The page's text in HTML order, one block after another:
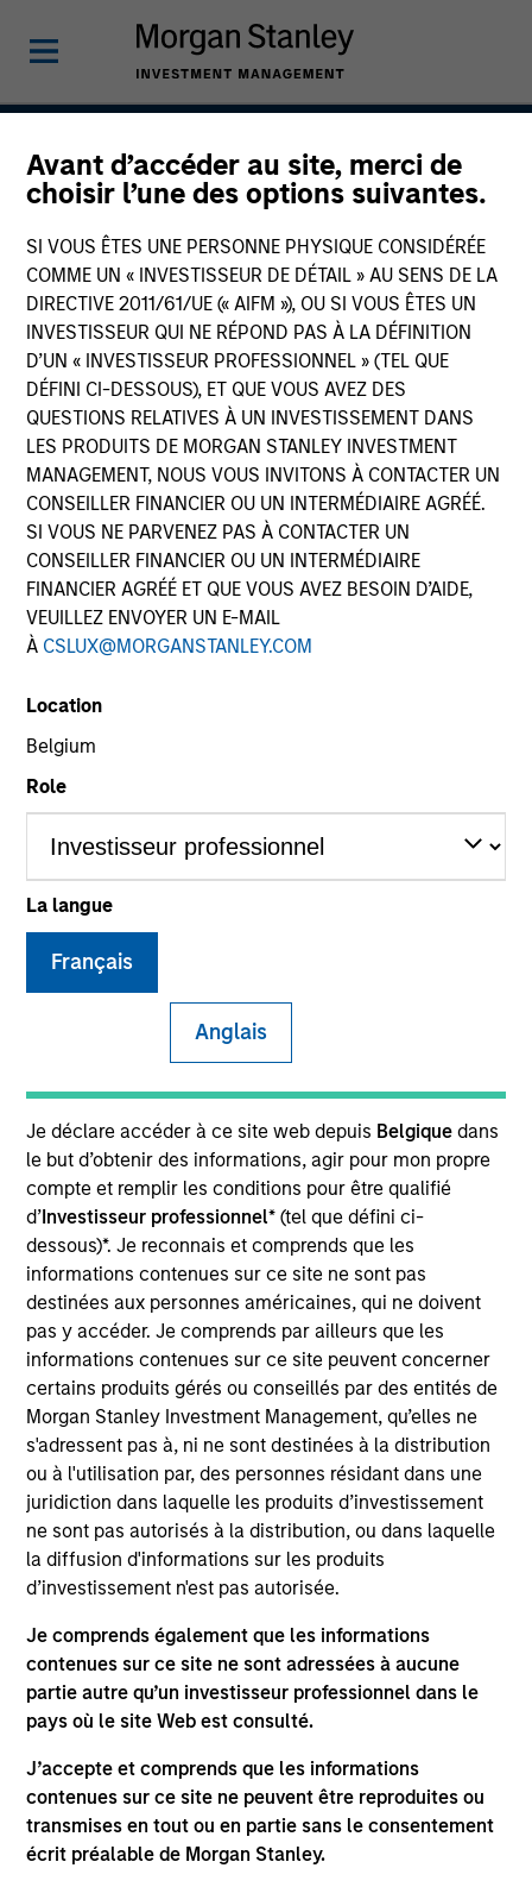
Avant d’accéder au site, merci de
choisir l’une des options suivantes.
SI VOUS ÊTES UNE PERSONNE PHYSIQUE CONSIDÉRÉE
COMME UN « INVESTISSEUR DE DÉTAIL » AU SENS DE LA
DIRECTIVE 2011/61/UE (« AIFM »), OU SI VOUS ÊTES UN
INVESTISSEUR QUI NE RÉPOND PAS À LA DÉFINITION
D’UN « INVESTISSEUR PROFESSIONNEL » (TEL QUE
DÉFINI CI-DESSOUS), ET QUE VOUS AVEZ DES
QUESTIONS RELATIVES À UN INVESTISSEMENT DANS
LES PRODUITS DE MORGAN STANLEY INVESTMENT
MANAGEMENT, NOUS VOUS INVITONS À CONTACTER UN
CONSEILLER FINANCIER OU UN INTERMÉDIAIRE AGRÉÉ.
SI VOUS NE PARVENEZ PAS À CONTACTER UN
CONSEILLER FINANCIER OU UN INTERMÉDIAIRE
FINANCIER AGRÉÉ ET QUE VOUS AVEZ BESOIN D’AIDE,
VEUILLEZ ENVOYER UN E-MAIL
À CSLUX@MORGANSTANLEY.COM
Location
Belgium
Role
La langue
Français
Anglais
Je déclare accéder à ce site web depuis Belgique dans
le but d’obtenir des informations, agir pour mon propre
compte et remplir les conditions pour être qualifié
d’Investisseur professionnel* (tel que défini ci-
dessous)*. Je reconnais et comprends que les
informations contenues sur ce site ne sont pas
destinées aux personnes américaines, qui ne doivent
pas y accéder. Je comprends par ailleurs que les
informations contenues sur ce site peuvent concerner
certains produits gérés ou conseillés par des entités de
Morgan Stanley Investment Management, qu’elles ne
s'adressent pas à, ni ne sont destinées à la distribution
ou à l'utilisation par, des personnes résidant dans une
juridiction dans laquelle les produits d’investissement
ne sont pas autorisés à la distribution, ou dans laquelle
la diffusion d'informations sur les produits
d’investissement n'est pas autorisée.
Je comprends également que les informations
contenues sur ce site ne sont adressées à aucune
partie autre qu’un investisseur professionnel dans le
pays où le site Web est consulté.
J’accepte et comprends que les informations
contenues sur ce site ne peuvent être reproduites ou
transmises en tout ou en partie sans le consentement
écrit préalable de Morgan Stanley.
Global Endurance
Team Inception
December 2018
Asset Class
Global Equity
Quick Facts
MSCI All Country World Index
Insights
Overview
Morgan Stanley Global Endurance
the world with durable competitive advantages,
models and strong management teams.
The team focuses on long-term growth rather than short-
term events, with their stock selection informed by
rigorous fundamental analysis.
>90%TYPICAL ACTIVE SHARE
Differentiators
1
ALIGNED WITH CLIENTS
Counterpoint Global’s long-term incentive compensation
program requires investors to allocate a significant
portion of deferred compensation into the portfolios they
manage.
2